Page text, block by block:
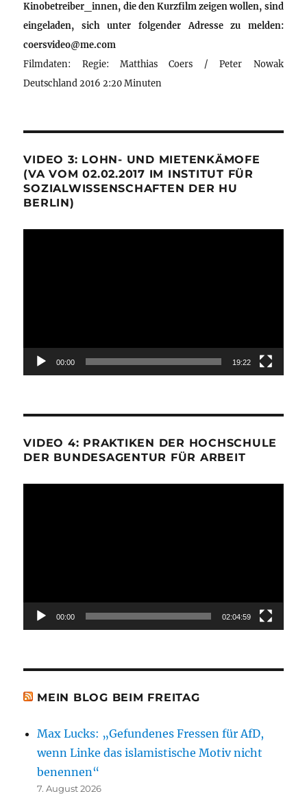
Kinobetreiber_innen, die den Kurzfilm zeigen wollen, sind
eingeladen, sich unter folgender Adresse zu melden:
coersvideo@me.com
Filmdaten: Regie: Matthias Coers / Peter Nowak
Deutschland 2016 2:20 Minuten
VIDEO 3: LOHN- UND MIETENKÄMOFE
(VA VOM 02.02.2017 IM INSTITUT FÜR
SOZIALWISSENSCHAFTEN DER HU
BERLIN)
00:00 19:22
VIDEO 4: PRAKTIKEN DER HOCHSCHULE
DER BUNDESAGENTUR FÜR ARBEIT
00:00 02:04:59
MEIN BLOG BEIM FREITAG
Max Lucks: „Gefundenes Fressen für AfD,
wenn Linke das islamistische Motiv nicht
benennen“
7. August 2026